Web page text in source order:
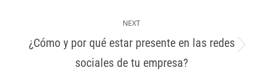
NEXT
Next
post:
¿Cómo y por qué estar presente en las redes
sociales de tu empresa?